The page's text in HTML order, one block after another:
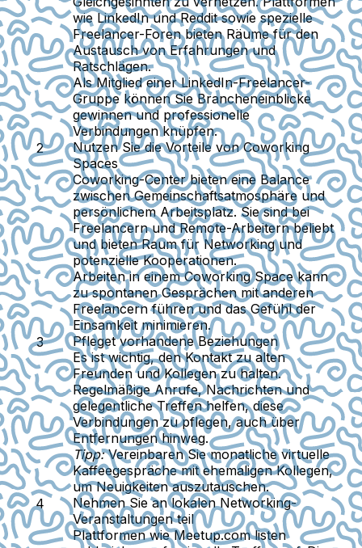
wie LinkedIn und Reddit sowie spezielle
Freelancer-Foren bieten Räume für den
Austausch von Erfahrungen und
Ratschlägen.
Als Mitglied einer LinkedIn-Freelancer-
Gruppe können Sie Brancheneinblicke
gewinnen und professionelle
Verbindungen knüpfen.
Nutzen Sie die Vorteile von Coworking
Spaces
Coworking-Center bieten eine Balance
zwischen Gemeinschaftsatmosphäre und
persönlichem Arbeitsplatz. Sie sind bei
Freelancern und Remote-Arbeitern beliebt
und bieten Raum für Networking und
potenzielle Kooperationen.
Arbeiten in einem Coworking Space kann
zu spontanen Gesprächen mit anderen
Freelancern führen und das Gefühl der
Einsamkeit minimieren.
Pfleget vorhandene Beziehungen
Es ist wichtig, den Kontakt zu alten
Freunden und Kollegen zu halten.
Regelmäßige Anrufe, Nachrichten und
gelegentliche Treffen helfen, diese
Verbindungen zu pflegen, auch über
Entfernungen hinweg.
Tipp:Vereinbaren Sie monatliche virtuelle
Kaffeegespräche mit ehemaligen Kollegen,
um Neuigkeiten auszutauschen.
Nehmen Sie an lokalen Networking-
Veranstaltungen teil
Plattformen wie Meetup.com listen